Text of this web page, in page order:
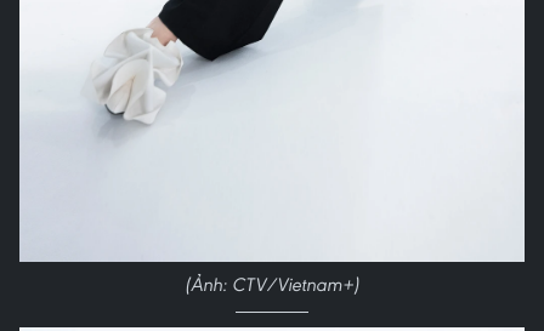
(Ảnh: CTV/Vietnam+)